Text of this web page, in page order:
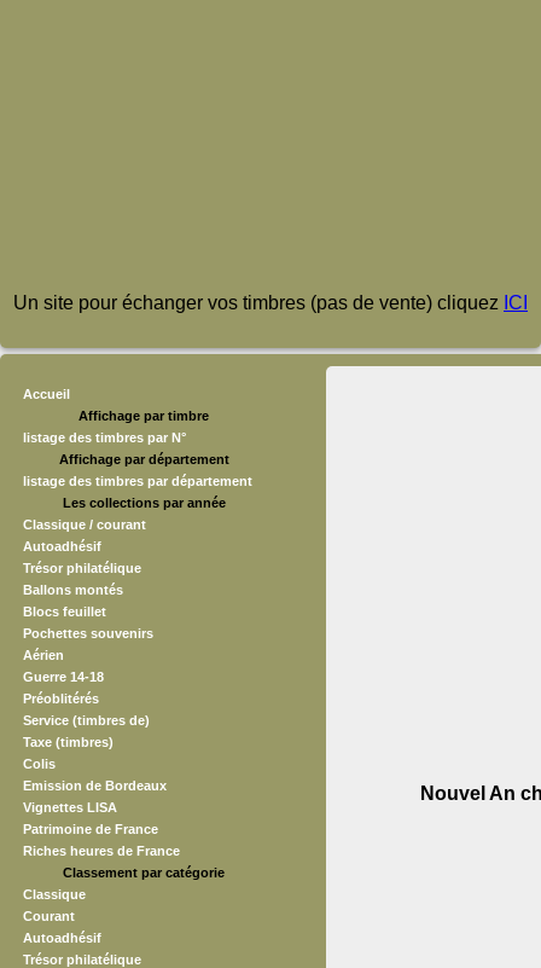
Un site pour échanger vos timbres (pas de vente) cliquez ICI
Accueil
Affichage par timbre
listage des timbres par N°
Affichage par département
listage des timbres par département
Les collections par année
Classique / courant
Autoadhésif
Trésor philatélique
Ballons montés
Blocs feuillet
Pochettes souvenirs
Aérien
Guerre 14-18
Préoblitérés
Service (timbres de)
Taxe (timbres)
Colis
Emission de Bordeaux
Vignettes LISA
Patrimoine de France
Riches heures de France
Classement par catégorie
Classique
Courant
Autoadhésif
Trésor philatélique
Nouvel An